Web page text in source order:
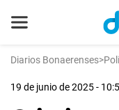
Diarios Bonaerenses>
19 de junio de 2025 -